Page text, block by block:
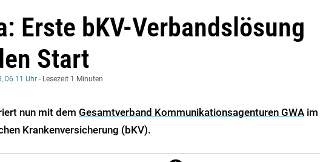
Erste bKV-Verbandslösung
Start
06:11 Uhr - Lesezeit 1 Minuten
nun mit dem Gesamtverband Kommunikationsagenturen GWA im
Krankenversicherung (bKV).